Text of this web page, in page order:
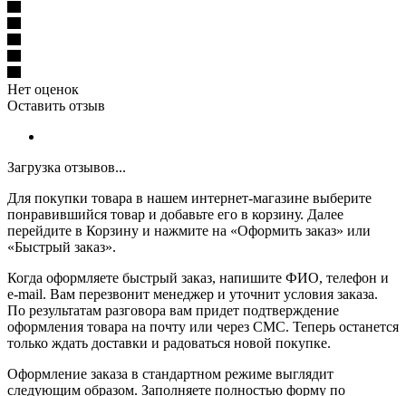
Нет оценок
Оставить отзыв
Загрузка отзывов...
Для покупки товара в нашем интернет-магазине выберите
понравившийся товар и добавьте его в корзину. Далее
перейдите в Корзину и нажмите на «Оформить заказ» или
«Быстрый заказ».
Когда оформляете быстрый заказ, напишите ФИО, телефон и
e-mail. Вам перезвонит менеджер и уточнит условия заказа.
По результатам разговора вам придет подтверждение
оформления товара на почту или через СМС. Теперь останется
только ждать доставки и радоваться новой покупке.
Оформление заказа в стандартном режиме выглядит
следующим образом. Заполняете полностью форму по